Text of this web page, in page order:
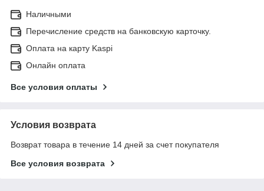
Наличными
Перечисление средств на банковскую карточку.
Оплата на карту Kaspi
Онлайн оплата
Все условия оплаты
Условия возврата
Возврат товара в течение 14 дней за счет покупателя
Все условия возврата